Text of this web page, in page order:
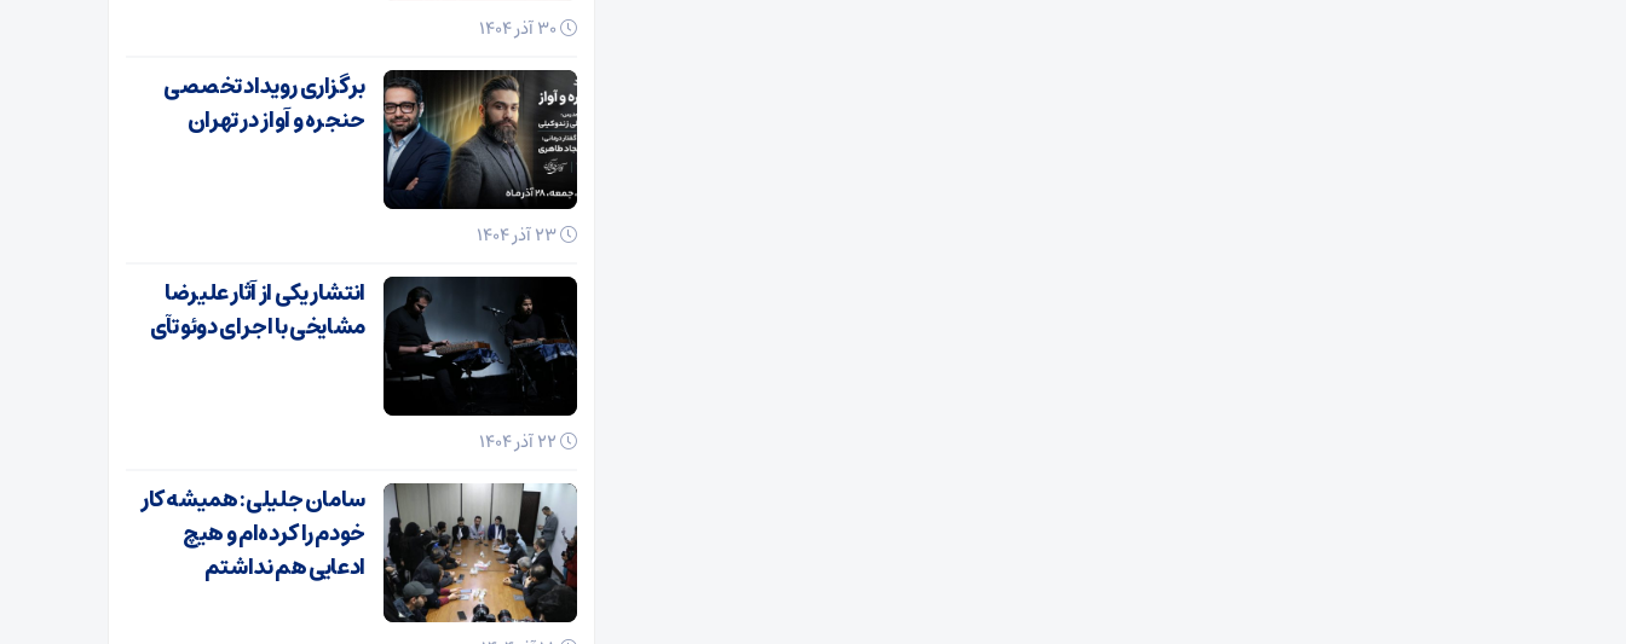
برگزاری رویداد تخصصی
حنجره و آواز در تهران
انتشار یکی از آثار علیرضا
مشایخی با اجرای دوئو تآی
سامان جلیلی: همیشه کار
خودم را کرده‌ام و هیچ
ادعایی هم نداشتم